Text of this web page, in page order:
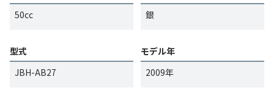
50cc
銀
型式
JBH-AB27
モデル年
2009年